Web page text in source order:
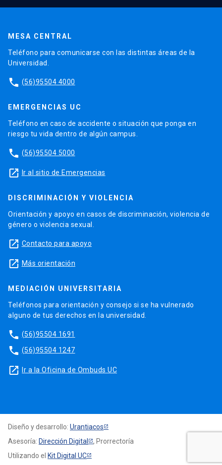
MESA CENTRAL
Teléfono para comunicarse con las distintas áreas de la
Universidad.
phone (56)95504 4000
EMERGENCIAS UC
Teléfono en caso de accidente o situación que ponga en
riesgo tu vida dentro de algún campus.
phone (56)95504 5000
launch Ir al sitio de Emergencias
DISCRIMINACIÓN Y VIOLENCIA
Orientación y apoyo en casos de discriminación, violencia de
género o violencia sexual.
launch Contacto para apoyo
launch Más orientación
MEDIACIÓN UNIVERSITARIA
Teléfonos para orientación y consejo si se ha vulnerado
alguno de tus derechos en la universidad.
phone (56)95504 1691
phone (56)95504 1247
launch Ir a la Oficina de Ombuds UC
Diseño y desarrollo: Urantiacos
Asesoría: Dirección Digital
, Prorrectoría
Utilizando el Kit Digital UC